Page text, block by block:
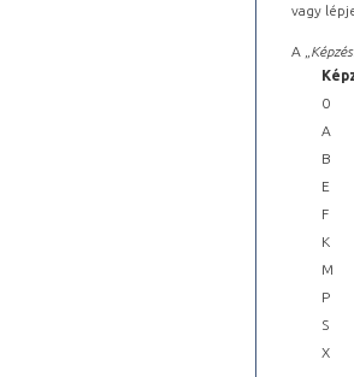
vagy
A „
0
A
B
E
F
K
M
P
S
X